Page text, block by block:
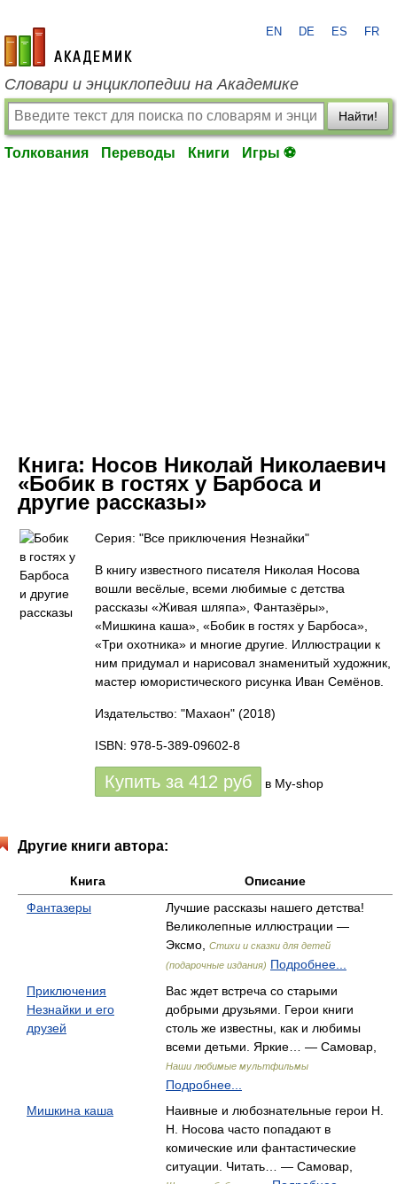
academic.ru
EN DE ES FR
Словари и энциклопедии на Академике
Найти!
Толкования Переводы Книги Игры ⚽
Книга: Носов Николай Николаевич
«Бобик в гостях у Барбоса и
другие рассказы»
Серия: "Все приключения Незнайки"
В книгу известного писателя Николая Носова
вошли весёлые, всеми любимые с детства
рассказы «Живая шляпа», Фантазёры»,
«Мишкина каша», «Бобик в гостях у Барбоса»,
«Три охотника» и многие другие. Иллюстрации к
ним придумал и нарисовал знаменитый художник,
мастер юмористического рисунка Иван Семёнов.
Издательство: "Махаон" (2018)
ISBN: 978-5-389-09602-8
Купить за 412 руб в My-shop
Другие книги автора:
Книга
Описание
Фантазеры
Лучшие рассказы нашего детства!
Великолепные иллюстрации —
Эксмо,
Стихи и сказки для детей
(подарочные издания) Подробнее...
Приключения
Незнайки и его
друзей
Вас ждет встреча со старыми
добрыми друзьями. Герои книги
столь же известны, как и любимы
всеми детьми. Яркие… — Самовар,
Наши любимые мультфильмы
Подробнее...
Мишкина каша
Наивные и любознательные герои Н.
Н. Носова часто попадают в
комические или фантастические
ситуации. Читать… — Самовар,